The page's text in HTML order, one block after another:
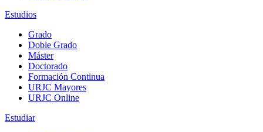
Estudios
Grado
Doble Grado
Máster
Doctorado
Formación Continua
URJC Mayores
URJC Online
Estudiar